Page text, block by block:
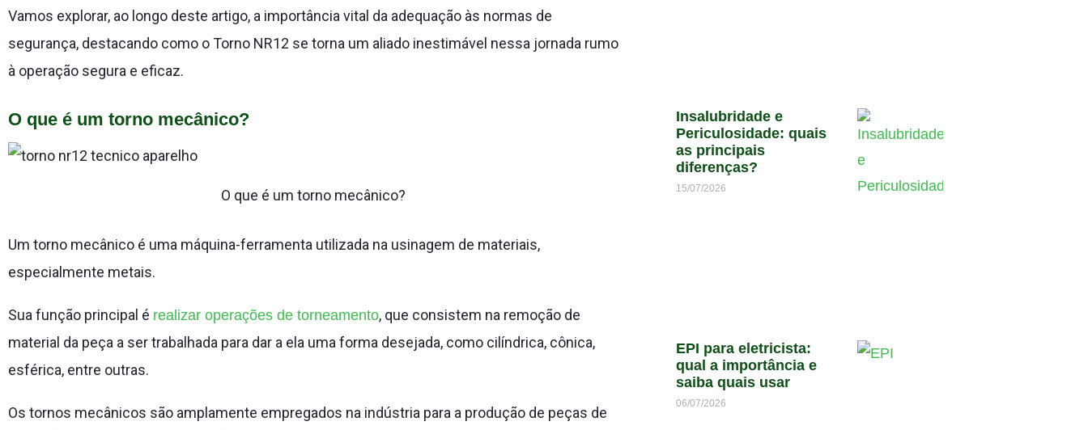
Vamos explorar, ao longo deste artigo, a importância vital da adequação às normas de
segurança, destacando como o Torno NR12 se torna um aliado inestimável nessa jornada rumo
à operação segura e eficaz.
O que é um torno mecânico?
O que é um torno mecânico?
Um torno mecânico é uma máquina-ferramenta utilizada na usinagem de materiais,
especialmente metais.
Sua função principal é realizar operações de torneamento, que consistem na remoção de
material da peça a ser trabalhada para dar a ela uma forma desejada, como cilíndrica, cônica,
esférica, entre outras.
Os tornos mecânicos são amplamente empregados na indústria para a produção de peças de
Insalubridade e
Periculosidade: quais
as principais
diferenças?
15/07/2026
EPI para eletricista:
qual a importância e
saiba quais usar
06/07/2026